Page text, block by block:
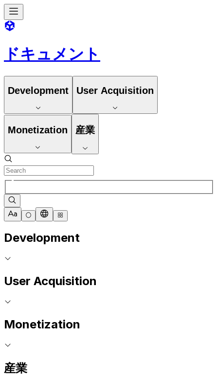
ドキュメント
Development User Acquisition
Monetization 産業
Development
User Acquisition
Monetization
産業